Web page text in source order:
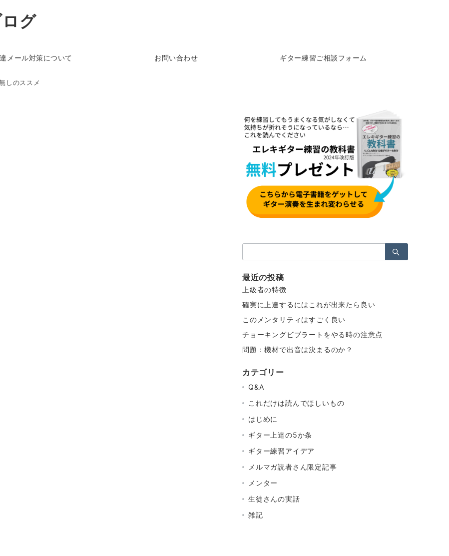
グ
メール対策について お問い合わせ ギター練習ご相談フォーム
しのススメ
索：
最近の投稿
上級者の特徴
確実に上達するにはこれが出来たら良い
このメンタリティはすごく良い
チョーキングビブラートをやる時の注意点
問題：機材で出音は決まるのか？
カテゴリー
Q&A
これだけは読んでほしいもの
はじめに
ギター上達の5か条
ギター練習アイデア
メルマガ読者さん限定記事
メンター
生徒さんの実話
雑記